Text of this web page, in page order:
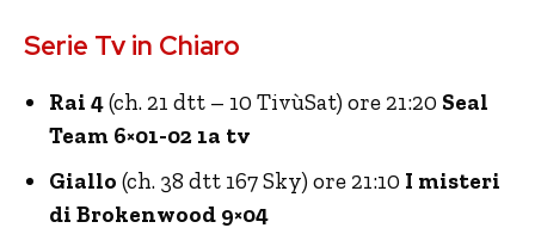
Serie Tv in Chiaro
Rai 4(ch. 21 dtt – 10 TivùSat) ore 21:20 Seal
Team 6×01-02 1a tv
Giallo (ch. 38 dtt 167 Sky) ore 21:10 I misteri
di Brokenwood 9×04